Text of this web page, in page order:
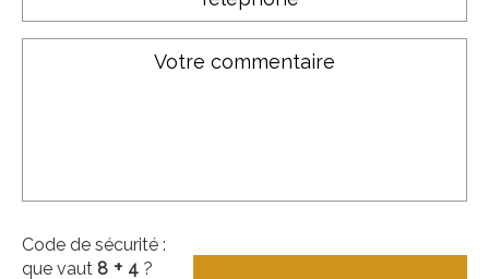
Code de sécurité :
que vaut 8 + 4 ?